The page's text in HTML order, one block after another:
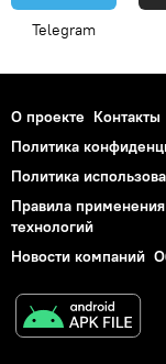
Telegram
О проекте Контакты
Политика
Политика
Правила
технологий
Новости компаний